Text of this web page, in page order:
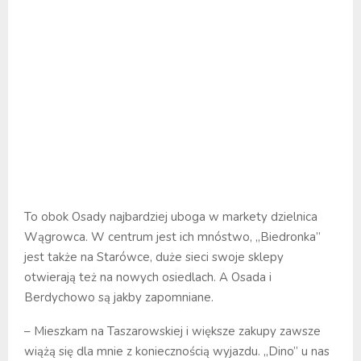
To obok Osady najbardziej uboga w markety dzielnica
Wągrowca. W centrum jest ich mnóstwo, „Biedronka”
jest także na Starówce, duże sieci swoje sklepy
otwierają też na nowych osiedlach. A Osada i
Berdychowo są jakby zapomniane.
– Mieszkam na Taszarowskiej i większe zakupy zawsze
wiążą się dla mnie z koniecznością wyjazdu. „Dino” u nas